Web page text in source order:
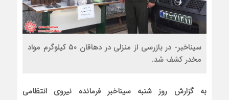
سیناخبر- در بازرسی از منزلی در دهاقان ۵۰ کیلوگرم مواد
مخدر کشف شد.
به گزارش روز شنبه سیناخبر فرمانده نیروی انتظامی